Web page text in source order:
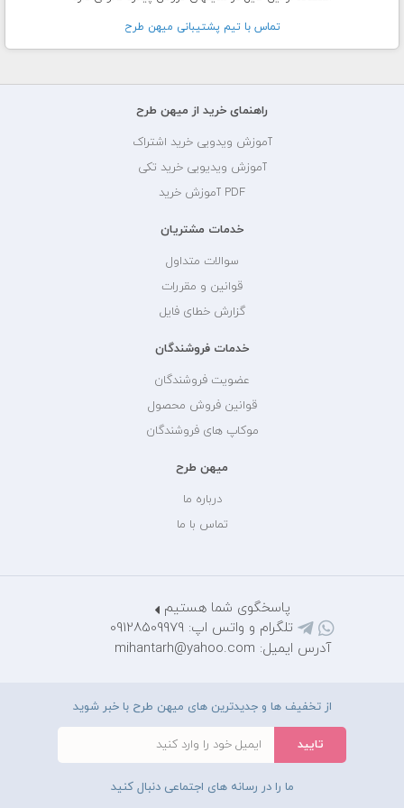
تماس با تيم پشتيبانی ميهن طرح
راهنمای خرید از میهن طرح
آموزش ویدویی خرید اشتراک
آموزش ویدیویی خرید تکی
PDF آموزش خرید
خدمات مشتریان
سوالات متداول
قوانین و مقررات
گزارش خطای فایل
خدمات فروشندگان
عضویت فروشندگان
قوانین فروش محصول
موکاپ های فروشندگان
میهن طرح
درباره ما
تماس با ما
پاسخگوی شما هستیم
تلگرام و واتس اپ: 09128509979
آدرس ایمیل: mihantarh@yahoo.com
از تخفیف ها و جدیدترین های میهن طرح با خبر شوید
ما را در رسانه های اجتماعی دنبال کنید